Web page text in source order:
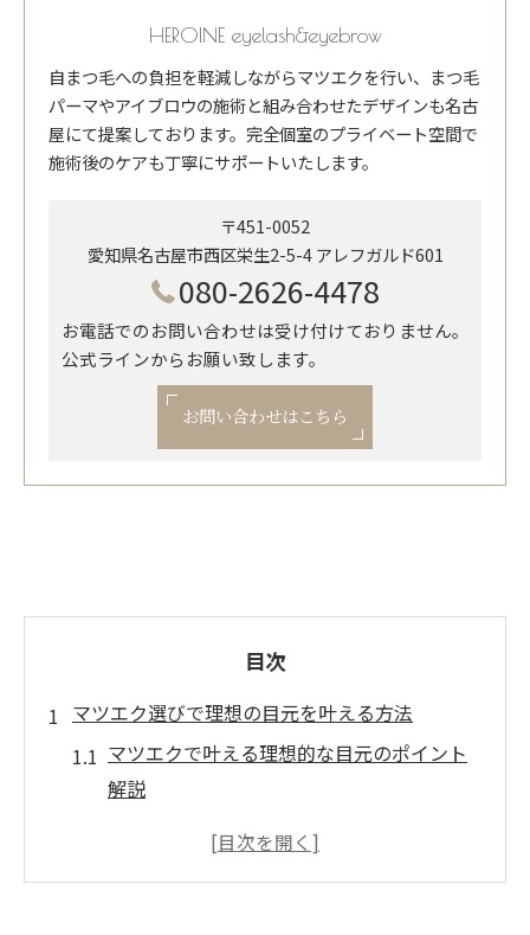
HEROINE eyelash&eyebrow
自まつ毛への負担を軽減しながらマツエクを行い、まつ毛
パーマやアイブロウの施術と組み合わせたデザインも名古
屋にて提案しております。完全個室のプライベート空間で
施術後のケアも丁寧にサポートいたします。
〒451-0052
愛知県名古屋市西区栄生2-5-4 アレフガルド601
080-2626-4478
お電話でのお問い合わせは受け付けておりません。
公式ラインからお願い致します。
お問い合わせはこちら
目次
マツエク選びで理想の目元を叶える方法
マツエクで叶える理想的な目元のポイント
解説
自分に合うマツエクデザインの選び方と注